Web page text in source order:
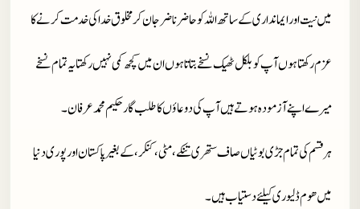
میں نیت اور ایمانداری کے ساتھ اللہ کو حاضر ناضر جان کر مخلوق خدا کی خدمت کرنے کا
عزم رکھتا ہوں آپ کو بلکل ٹھیک نسخے بتاتا ہوں ان میں کچھ کمی نہیں رکھتا یہ تمام نسخے
میرے اپنے آزمودہ ہوتے ہیں آپ کی دوعاؤں کا طلب گار حکیم محمد عرفان۔
ہر قسم کی تمام جڑی بوٹیاں صاف ستھری تنکے، مٹی، کنکر، کے بغیر پاکستان اور پوری دنیا
میں ھوم ڈلیوری کیلئے دستیاب ہیں ۔